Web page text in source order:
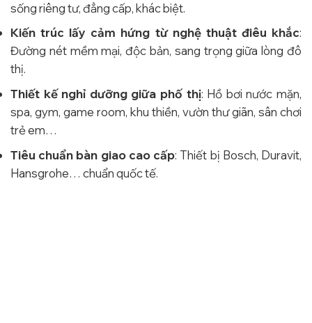
sống riêng tư, đẳng cấp, khác biệt.
Kiến trúc lấy cảm hứng từ nghệ thuật điêu khắc:
Đường nét mềm mại, độc bản, sang trọng giữa lòng đô
thị.
Thiết kế nghỉ dưỡng giữa phố thị: Hồ bơi nước mặn,
spa, gym, game room, khu thiền, vườn thư giãn, sân chơi
trẻ em…
Tiêu chuẩn bàn giao cao cấp: Thiết bị Bosch, Duravit,
Hansgrohe… chuẩn quốc tế.